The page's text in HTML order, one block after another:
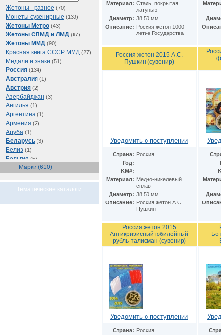
Жетоны - разное (70)
Монеты сувенирные (139)
Жетоны Метро (43)
Жетоны СПМД и ЛМД (67)
Жетоны ММД (90)
Красная книга СССР ММД (27)
Медали и знаки (51)
Россия (134)
Австралия (1)
Австрия (2)
Азербайджан (3)
Ангилья (1)
Аргентина (1)
Армения (2)
Аруба (1)
Беларусь (3)
Белиз (1)
Бельгия (5)
Бразилия(1)
Ватикан
Венгрия
Марки (610)
Тематические каталоги
Материал: Cталь, покрытая
латунью
Диаметр: 38.50 мм
Описание: Россия жетон 1000-
летие Государства
Россия жетон 2015 А.С.
Пушкин (сувенир)
Уведомить о поступлении
Страна: Россия
Год: -
KM#: -
Материал: Медно-никелевый
сплав
Диаметр: 38.50 мм
Описание: Россия жетон А.С.
Пушкин
Россия жетон 2015
Антикризисный юбилейный
рубль-талисман (сувенир)
Уведомить о поступлении
Страна: Россия